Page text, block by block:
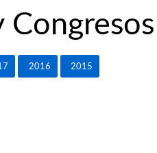
Congresos
2016 2015